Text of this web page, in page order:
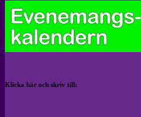
Klicka här och skriv till: